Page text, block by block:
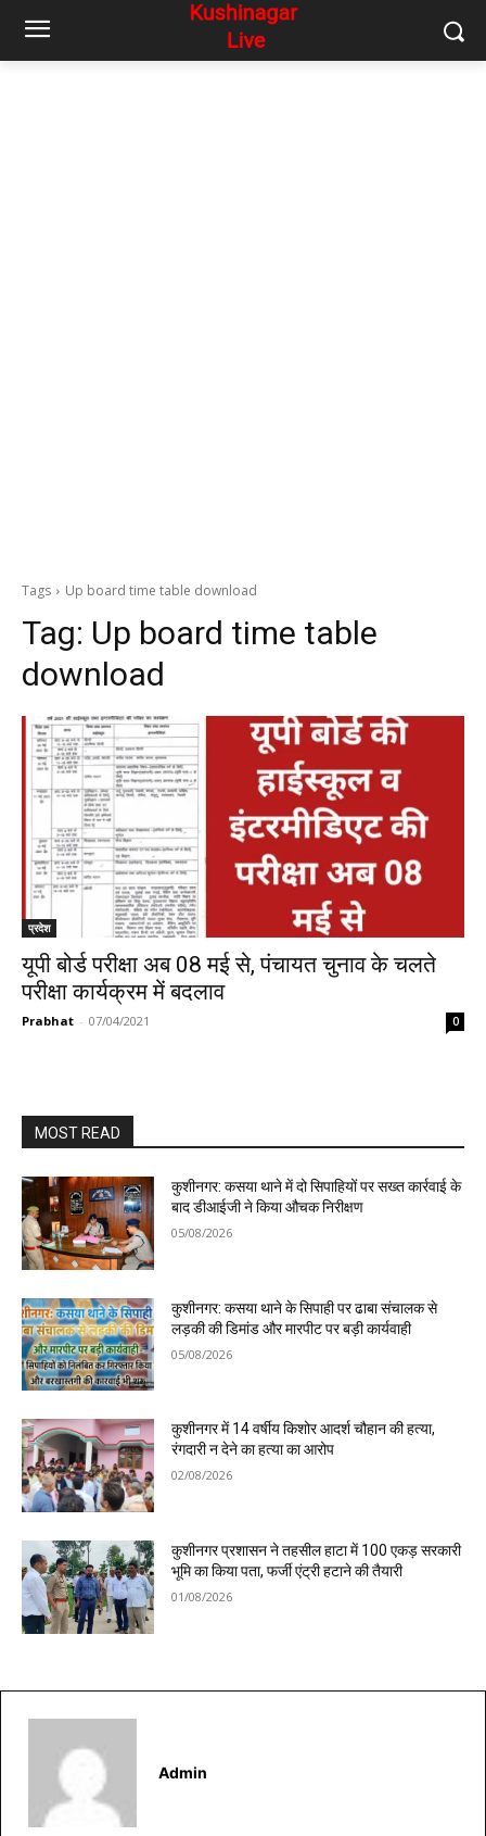
Tags Up board time table download
Tag: Up board time table
download
प्रदेश
यूपी बोर्ड परीक्षा अब 08 मई से, पंचायत चुनाव के चलते
परीक्षा कार्यक्रम में बदलाव
Prabhat - 07/04/2021 0
MOST READ
कुशीनगर: कसया थाने में दो सिपाहियों पर सख्त कार्रवाई के
बाद डीआईजी ने किया औचक निरीक्षण
05/08/2026
कुशीनगर: कसया थाने के सिपाही पर ढाबा संचालक से
लड़की की डिमांड और मारपीट पर बड़ी कार्यवाही
05/08/2026
कुशीनगर में 14 वर्षीय किशोर आदर्श चौहान की हत्या,
रंगदारी न देने का हत्या का आरोप
02/08/2026
कुशीनगर प्रशासन ने तहसील हाटा में 100 एकड़ सरकारी
भूमि का किया पता, फर्जी एंट्री हटाने की तैयारी
01/08/2026
Admin